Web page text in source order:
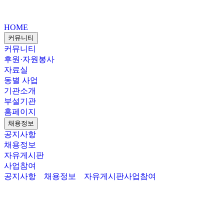
HOME
커뮤니티
커뮤니티
후원·자원봉사
자료실
동별 사업
기관소개
부설기관
홈페이지
채용정보
공지사항
채용정보
자유게시판
사업참여
공지사항
채용정보 자유게시판사업참여